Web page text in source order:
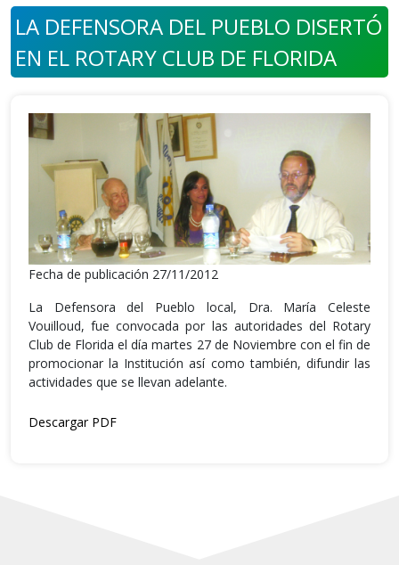
LA DEFENSORA DEL PUEBLO DISERTÓ
EN EL ROTARY CLUB DE FLORIDA
Fecha de publicación 27/11/2012
La Defensora del Pueblo local, Dra. María Celeste
Vouilloud, fue convocada por las autoridades del Rotary
Club de Florida el día martes 27 de Noviembre con el fin de
promocionar la Institución así como también, difundir las
actividades que se llevan adelante.
Descargar PDF